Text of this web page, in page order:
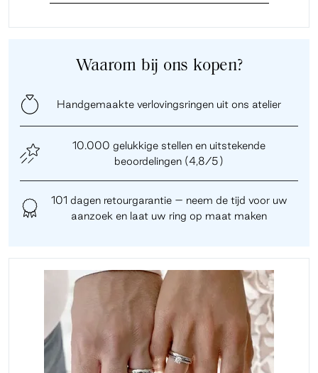
Waarom bij ons kopen?
Handgemaakte verlovingsringen uit ons atelier
10.000 gelukkige stellen en uitstekende
beoordelingen (4,8/5)
101 dagen retourgarantie – neem de tijd voor uw
aanzoek en laat uw ring op maat maken